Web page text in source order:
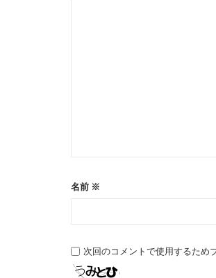
名前 ※
次回のコメントで使用するため